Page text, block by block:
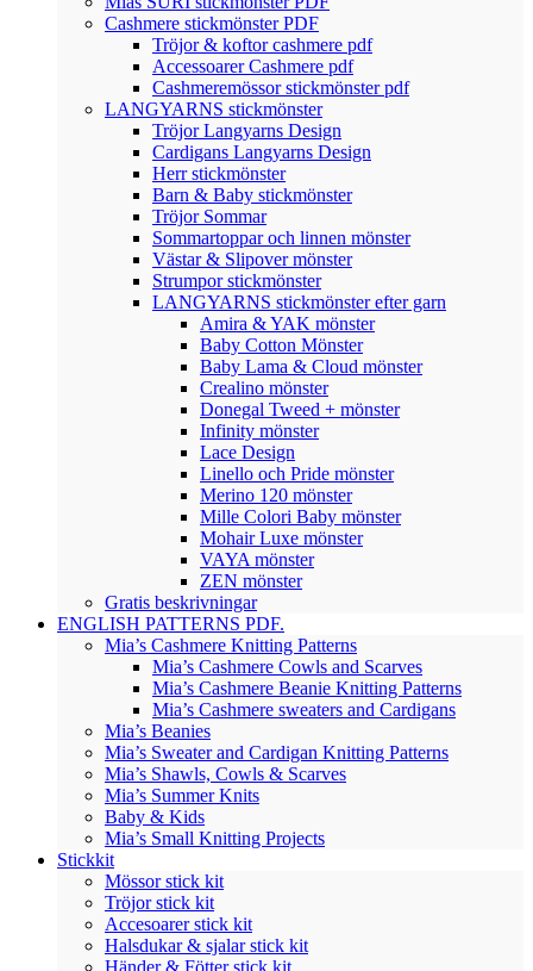
Cashmere stickmönster PDF
Tröjor & koftor cashmere pdf
Accessoarer Cashmere pdf
Cashmeremössor stickmönster pdf
LANGYARNS stickmönster
Tröjor Langyarns Design
Cardigans Langyarns Design
Herr stickmönster
Barn & Baby stickmönster
Tröjor Sommar
Sommartoppar och linnen mönster
Västar & Slipover mönster
Strumpor stickmönster
LANGYARNS stickmönster efter garn
Amira & YAK mönster
Baby Cotton Mönster
Baby Lama & Cloud mönster
Crealino mönster
Donegal Tweed + mönster
Infinity mönster
Lace Design
Linello och Pride mönster
Merino 120 mönster
Mille Colori Baby mönster
Mohair Luxe mönster
VAYA mönster
ZEN mönster
Gratis beskrivningar
ENGLISH PATTERNS PDF.
Mia’s Cashmere Knitting Patterns
Mia’s Cashmere Cowls and Scarves
Mia’s Cashmere Beanie Knitting Patterns
Mia’s Cashmere sweaters and Cardigans
Mia’s Beanies
Mia’s Sweater and Cardigan Knitting Patterns
Mia’s Shawls, Cowls & Scarves
Mia’s Summer Knits
Baby & Kids
Mia’s Small Knitting Projects
Stickkit
Mössor stick kit
Tröjor stick kit
Accesoarer stick kit
Halsdukar & sjalar stick kit
Händer & Fötter stick kit